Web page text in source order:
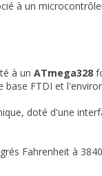
à un
à un ATmega328
base FTDI et
doté d'une
Fahrenheit à